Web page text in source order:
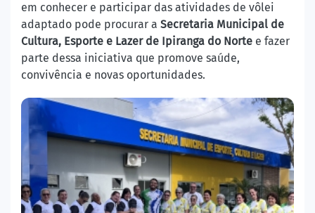
em conhecer e participar das atividades de vôlei
adaptado pode procurar a Secretaria Municipal de
Cultura, Esporte e Lazer de Ipiranga do Norte e fazer
parte dessa iniciativa que promove saúde,
convivência e novas oportunidades.